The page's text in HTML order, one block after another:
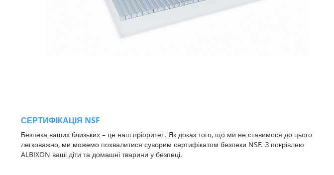
СЕРТИФІКАЦІЯ NSF
Безпека ваших близьких – це наш пріоритет. Як доказ того, що ми не ставимося до цього
легковажно, ми можемо похвалитися суворим сертифікатом безпеки NSF. З покрівлею
ALBIXON ваші діти та домашні тварини у безпеці.